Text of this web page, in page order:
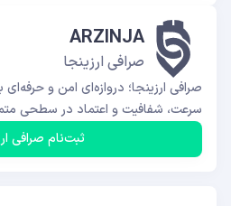
ARZINJA
صرافی ارزینجا
صرافی ارزینجا؛ دروازه‌ای امن و حرفه‌ای
سرعت، شفافیت و اعتماد در سطحی
ثبت‌نام صرافی